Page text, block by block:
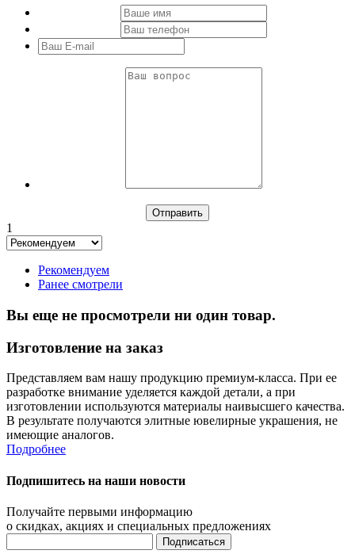
1
Рекомендуем
Ранее смотрели
Вы еще не просмотрели ни один товар.
Изготовление на заказ
Представляем вам нашу продукцию премиум-класса. При ее
разработке внимание уделяется каждой детали, а при
изготовлении используются материалы наивысшего качества.
В результате получаются элитные ювелирные украшения, не
имеющие аналогов.
Подробнее
Подпишитесь на наши новости
Получайте первыми информацию
о скидках, акциях и специальных предложениях